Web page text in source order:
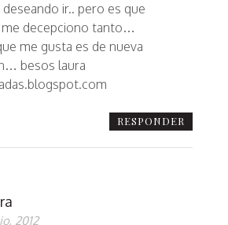
ir.. pero es que
me decepciono tanto…
me gusta es de nueva
besos laura
RESPONDER
2012